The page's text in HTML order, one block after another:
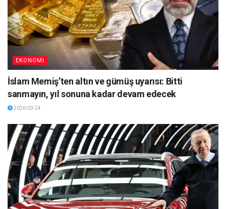
EKONOMI
İslam Memiş’ten altın ve gümüş uyarısı: Bitti
sanmayın, yıl sonuna kadar devam edecek
2026-03-24